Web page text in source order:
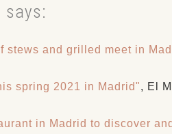
says:
stews and grilled meet in
spring 2021 in Madrid", El
in Madrid to discover